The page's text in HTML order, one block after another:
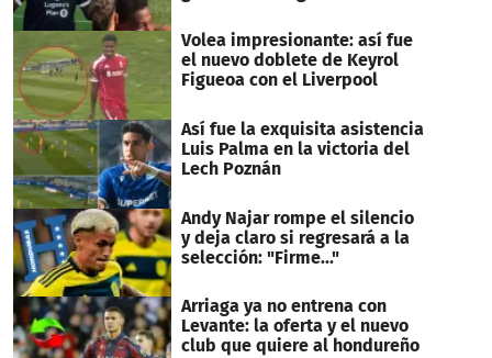
Volea impresionante: así fue
el nuevo doblete de Keyrol
Figueoa con el Liverpool
Así fue la exquisita asistencia
Luis Palma en la victoria del
Lech Poznán
Andy Najar rompe el silencio
y deja claro si regresará a la
selección: "Firme..."
Arriaga ya no entrena con
Levante: la oferta y el nuevo
club que quiere al hondureño